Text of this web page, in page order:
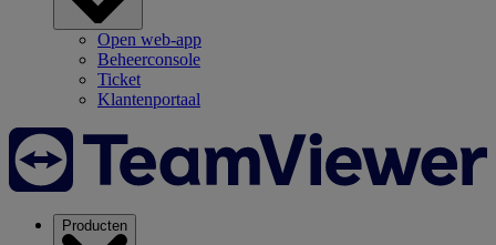
Open web-app
Beheerconsole
Ticket
Klantenportaal
Producten